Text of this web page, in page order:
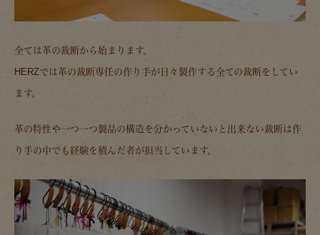
全ては革の裁断から始まります。
HERZでは革の裁断専任の作り手が日々製作する全ての裁断をしてい
ます。
革の特性や一つ一つ製品の構造を分かっていないと出来ない裁断は作
り手の中でも経験を積んだ者が担当しています。